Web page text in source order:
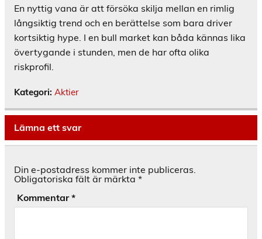
En nyttig vana är att försöka skilja mellan en rimlig
långsiktig trend och en berättelse som bara driver
kortsiktig hype. I en bull market kan båda kännas lika
övertygande i stunden, men de har ofta olika
riskprofil.
Kategori: Aktier
Lämna ett svar
Din e-postadress kommer inte publiceras.
Obligatoriska fält är märkta *
Kommentar*